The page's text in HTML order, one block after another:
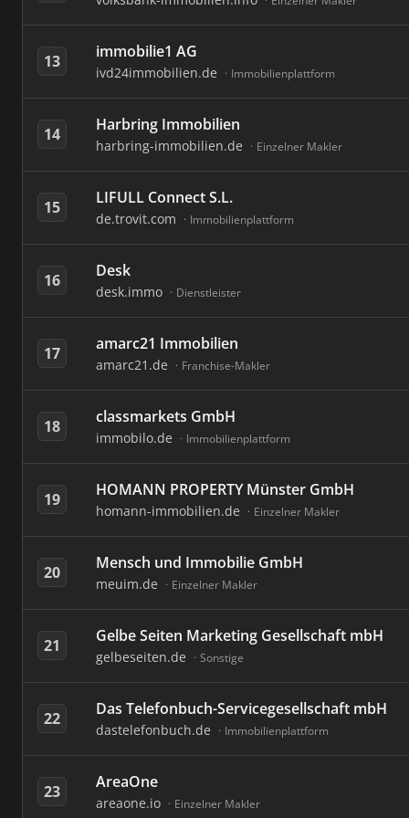
13 immobilie1 AG
ivd24immobilien.de Immobilienplattform
14 Harbring Immobilien
harbring-immobilien.de Einzelner Makler
15 LIFULL Connect S.L.
de.trovit.com Immobilienplattform
16 Desk
desk.immo Dienstleister
17 amarc21 Immobilien
amarc21.de Franchise-Makler
18 classmarkets GmbH
immobilo.de Immobilienplattform
19 HOMANN PROPERTY Münster GmbH
homann-immobilien.de Einzelner Makler
20 Mensch und Immobilie GmbH
meuim.de Einzelner Makler
21 Gelbe Seiten Marketing Gesellschaft mbH
gelbeseiten.de Sonstige
22 Das Telefonbuch-Servicegesellschaft mbH
dastelefonbuch.de Immobilienplattform
23 AreaOne
areaone.io Einzelner Makler